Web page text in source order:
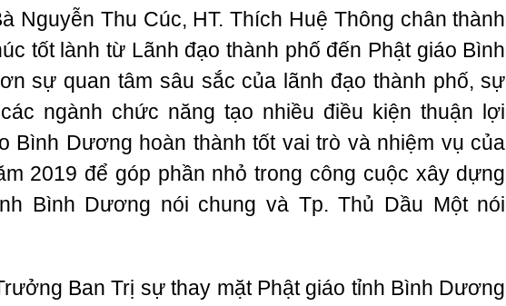
Nguyễn Thu Cúc, HT. Thích Huệ Thông chân thành
tốt lành từ Lãnh đạo thành phố đến Phật giáo Bình
sự quan tâm sâu sắc của lãnh đạo thành phố, sự
ngành chức năng tạo nhiều điều kiện thuận lợi
Bình Dương hoàn thành tốt vai trò và nhiệm vụ của
2019 để góp phần nhỏ trong công cuộc xây dựng
Bình Dương nói chung và Tp. Thủ Dầu Một nói
Ban Trị sự thay mặt Phật giáo tỉnh Bình Dương